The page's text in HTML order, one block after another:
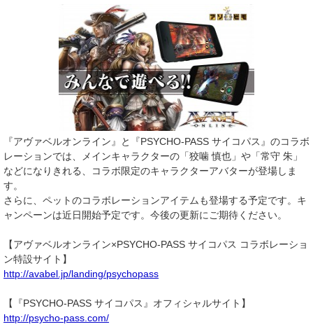
『アヴァベルオンライン』と『PSYCHO-PASS サイコパス』のコラボ
レーションでは、メインキャラクターの「狡噛 慎也」や「常守 朱」
などになりきれる、コラボ限定のキャラクターアバターが登場しま
す。
さらに、ペットのコラボレーションアイテムも登場する予定です。キ
ャンペーンは近日開始予定です。今後の更新にご期待ください。
【アヴァベルオンライン×PSYCHO-PASS サイコパス コラボレーショ
ン特設サイト】
http://avabel.jp/landing/psychopass
【『PSYCHO-PASS サイコパス』オフィシャルサイト】
http://psycho-pass.com/